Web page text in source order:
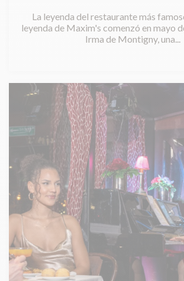
La leyenda del restaurante más
leyenda de Maxim's comenzó en mayo
Irma de Montigny, una...